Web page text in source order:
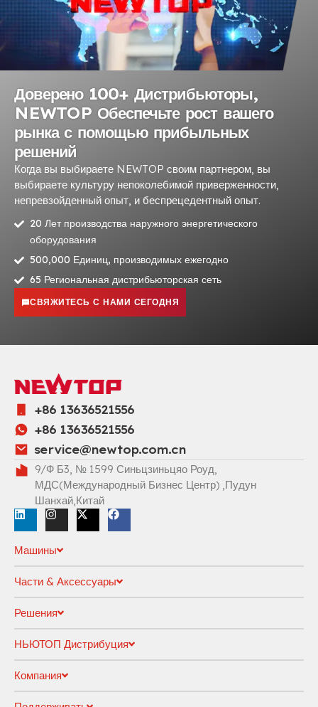
Доверено 100+ Дистрибьюторы,
NEWTOP Обеспечьте рост вашего
рынка с помощью прибыльных
решений
Когда вы выбираете NEWTOP своим партнером, вы
выбираете культуру непоколебимой приверженности,
непревзойденный опыт, и беспрецедентный опыт.
20 Лет производства наружного энергетического
оборудования
500,000 Единиц, производимых ежегодно
65 Региональная дистрибьюторская сеть
СВЯЖИТЕСЬ С НАМИ СЕГОДНЯ
+86 13636521556
+86 13636521556
service@newtop.com.cn
9/Ф Б3, № 1599 Синьцзиньцяо Роуд,
МДС(Международный Бизнес Центр) ,Пудун
Шанхай,Китай
Машины
Части & Аксессуары
Решения
НЬЮТОП Дистрибуция
Компания